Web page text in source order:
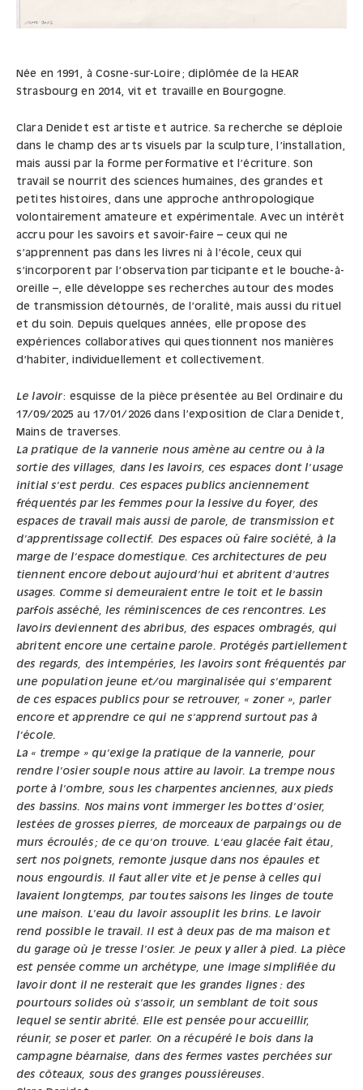
Née en 1991, à Cosne-sur-Loire ; diplômée de la HEAR
Strasbourg en 2014, vit et travaille en Bourgogne.
Clara Denidet est artiste et autrice. Sa recherche se déploie
dans le champ des arts visuels par la sculpture, l’installation,
mais aussi par la forme performative et l’écriture. Son
travail se nourrit des sciences humaines, des grandes et
petites histoires, dans une approche anthropologique
volontairement amateure et expérimentale. Avec un intérêt
accru pour les savoirs et savoir-faire – ceux qui ne
s’apprennent pas dans les livres ni à l’école, ceux qui
s’incorporent par l’observation participante et le bouche-à-
oreille –, elle développe ses recherches autour des modes
de transmission détournés, de l’oralité, mais aussi du rituel
et du soin. Depuis quelques années, elle propose des
expériences collaboratives qui questionnent nos manières
d’habiter, individuellement et collectivement.
Le lavoir: esquisse de la pièce présentée au Bel Ordinaire du
17/09/2025 au 17/01/2026 dans l’exposition de Clara Denidet,
Mains de traverses.
La pratique de la vannerie nous amène au centre ou à la
sortie des villages, dans les lavoirs, ces espaces dont l’usage
initial s’est perdu. Ces espaces publics anciennement
fréquentés par les femmes pour la lessive du foyer, des
espaces de travail mais aussi de parole, de transmission et
d’apprentissage collectif. Des espaces où faire société, à la
marge de l’espace domestique. Ces architectures de peu
tiennent encore debout aujourd’hui et abritent d’autres
usages. Comme si demeuraient entre le toit et le bassin
parfois asséché, les réminiscences de ces rencontres. Les
lavoirs deviennent des abribus, des espaces ombragés, qui
abritent encore une certaine parole. Protégés partiellement
des regards, des intempéries, les lavoirs sont fréquentés par
une population jeune et/ou marginalisée qui s’emparent
de ces espaces publics pour se retrouver, « zoner », parler
encore et apprendre ce qui ne s’apprend surtout pas à
l’école.
La « trempe » qu’exige la pratique de la vannerie, pour
rendre l’osier souple nous attire au lavoir. La trempe nous
porte à l’ombre, sous les charpentes anciennes, aux pieds
des bassins. Nos mains vont immerger les bottes d’osier,
lestées de grosses pierres, de morceaux de parpaings ou de
murs écroulés ; de ce qu’on trouve. L‘eau glacée fait étau,
sert nos poignets, remonte jusque dans nos épaules et
nous engourdis. Il faut aller vite et je pense à celles qui
lavaient longtemps, par toutes saisons les linges de toute
une maison. L’eau du lavoir assouplit les brins. Le lavoir
rend possible le travail. Il est à deux pas de ma maison et
du garage où je tresse l’osier. Je peux y aller à pied. La pièce
est pensée comme un archétype, une image simplifiée du
lavoir dont il ne resterait que les grandes lignes : des
pourtours solides où s’assoir, un semblant de toit sous
lequel se sentir abrité. Elle est pensée pour accueillir,
réunir, se poser et parler. On a récupéré le bois dans la
campagne béarnaise, dans des fermes vastes perchées sur
des côteaux, sous des granges poussiéreuses.